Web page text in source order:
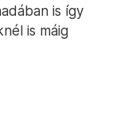
is így
is máig